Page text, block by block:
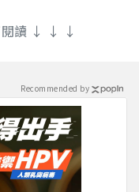
閱讀 ↓ ↓ ↓
Recommended by